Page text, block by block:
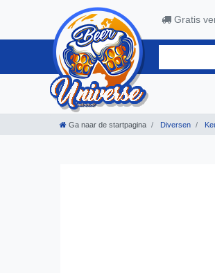
Gratis
Ga naar de startpagina Diversen